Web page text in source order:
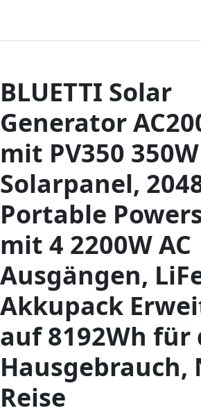
BLUETTI Solar
Generator
mit PV350 350W
Solarpanel,
Portable
mit 4 2200W AC
Ausgängen,
Akkupack
auf 8192Wh für
Hausgebrauch,
Reise